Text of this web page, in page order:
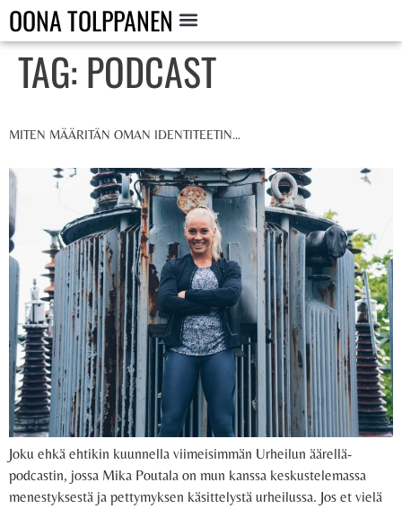
OONA TOLPPANEN
TAG: PODCAST
MITEN MÄÄRITÄN OMAN IDENTITEETIN…
Joku ehkä ehtikin kuunnella viimeisimmän Urheilun äärellä-
podcastin, jossa Mika Poutala on mun kanssa keskustelemassa
menestyksestä ja pettymyksen käsittelystä urheilussa. Jos et vielä